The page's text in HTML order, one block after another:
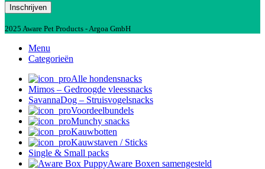
2025 Aware Pet Products - Argoa GmbH
Menu
Categorieën
Alle hondensnacks
Mimos – Gedroogde vleessnacks
SavannaDog – Struisvogelsnacks
Voordeelbundels
Munchy snacks
Kauwbotten
Kauwstaven / Sticks
Single & Small packs
Aware Boxen samengesteld